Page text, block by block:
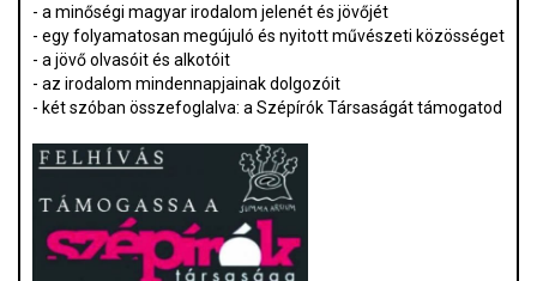
- a minőségi magyar irodalom jelenét és jövőjét
- egy folyamatosan megújuló és nyitott művészeti közösséget
- a jövő olvasóit és alkotóit
- az irodalom mindennapjainak dolgozóit
- két szóban összefoglalva: a Szépírók Társaságát támogatod